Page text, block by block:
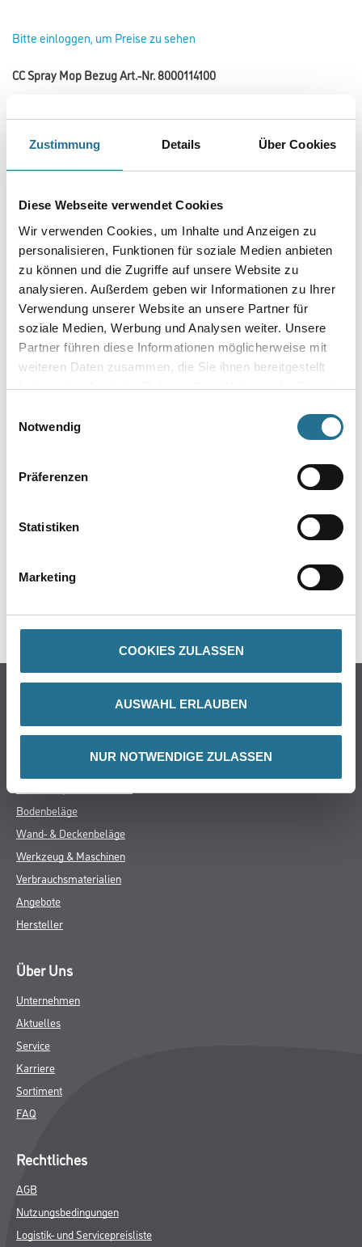
Zustimmung Details Über Cookies
Diese Webseite verwendet Cookies
Wir verwenden Cookies, um Inhalte und Anzeigen zu
personalisieren, Funktionen für soziale Medien anbieten
zu können und die Zugriffe auf unsere Website zu
analysieren. Außerdem geben wir Informationen zu Ihrer
Verwendung unserer Website an unsere Partner für
soziale Medien, Werbung und Analysen weiter. Unsere
Partner führen diese Informationen möglicherweise mit
weiteren Daten zusammen, die Sie ihnen bereitgestellt
haben oder die sie im Rahmen Ihrer Nutzung der Dienste
Notwendig
Präferenzen
Statistiken
Marketing
COOKIES ZULASSEN
AUSWAHL ERLAUBEN
NUR NOTWENDIGE ZULASSEN
Bitte einloggen, um Preise zu sehen
CC Spray Mop Bezug Art.-Nr. 8000114100
Bezug für den Spray Mop.
Umrechnungsfaktoren
GEFAHRENHINWEISE
SPEZIFIKATIONEN
Online-Shop
Bodenbeläge
Wand- & Deckenbeläge
Werkzeug & Maschinen
Verbrauchsmaterialien
Angebote
Hersteller
Über Uns
Unternehmen
Aktuelles
Service
Karriere
Sortiment
FAQ
Rechtliches
AGB
Nutzungsbedingungen
Logistik- und Servicepreisliste